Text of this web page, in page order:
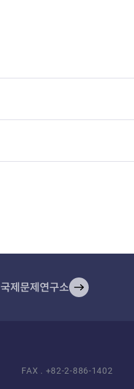
국제문제연구소
FAX . +82-2-886-1402